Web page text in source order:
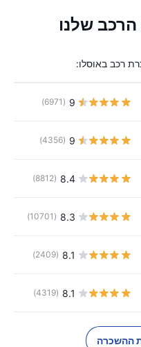
שלנו
רכב באוסלו:
9
(6971)
9
(4356)
8.4
(8812)
8.3
(10701)
8.1
(2409)
8.1
(4319)
ההשכרה